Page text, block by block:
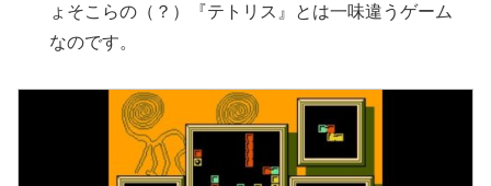
ょそこらの（？）『テトリス』とは一味違うゲーム
なのです。